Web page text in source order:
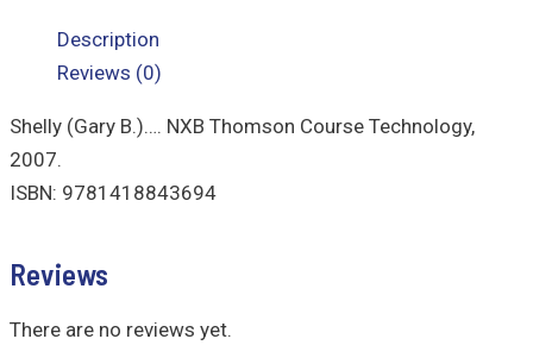
Description
Reviews (0)
Shelly (Gary B.)…. NXB Thomson Course Technology,
2007.
ISBN: 9781418843694
Reviews
There are no reviews yet.